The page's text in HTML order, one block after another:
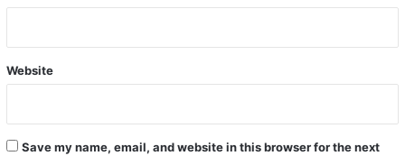
Website
Save my name, email, and website in this browser for the next